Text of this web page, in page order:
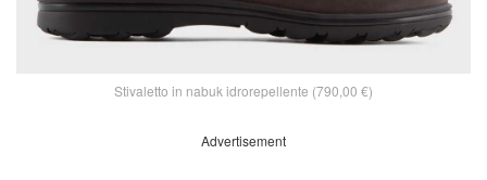
Stivaletto in nabuk idrorepellente (790,00 €)
Advertisement